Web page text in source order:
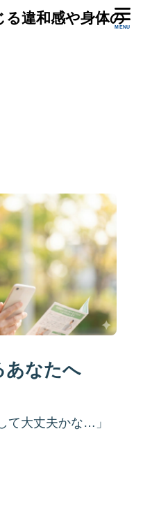
る違和感や身体の
MENU
あなたへ
て大丈夫かな…」